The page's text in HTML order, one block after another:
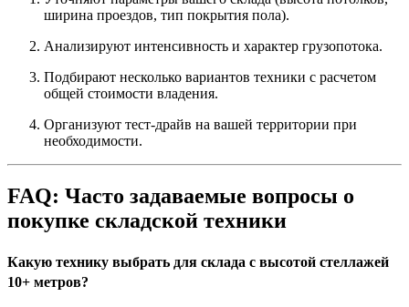
ширина проездов, тип покрытия пола).
Анализируют интенсивность и характер грузопотока.
Подбирают несколько вариантов техники с расчетом
общей стоимости владения.
Организуют тест-драйв на вашей территории при
необходимости.
FAQ: Часто задаваемые вопросы о
покупке складской техники
Какую технику выбрать для склада с высотой стеллажей
10+ метров?